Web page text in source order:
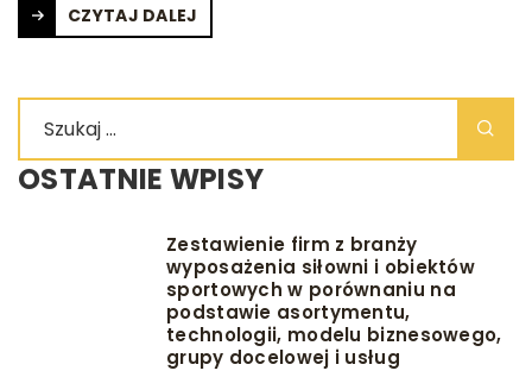
CZYTAJ DALEJ
OSTATNIE WPISY
Zestawienie firm z branży
wyposażenia siłowni i obiektów
sportowych w porównaniu na
podstawie asortymentu,
technologii, modelu biznesowego,
grupy docelowej i usług